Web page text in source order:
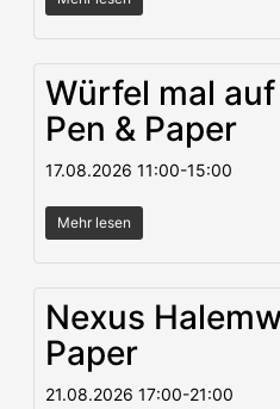
Würfel mal
Pen & Paper
17.08.2026 11:00-15:00
Mehr lesen
Nexus
Paper
21.08.2026 17:00-21:00